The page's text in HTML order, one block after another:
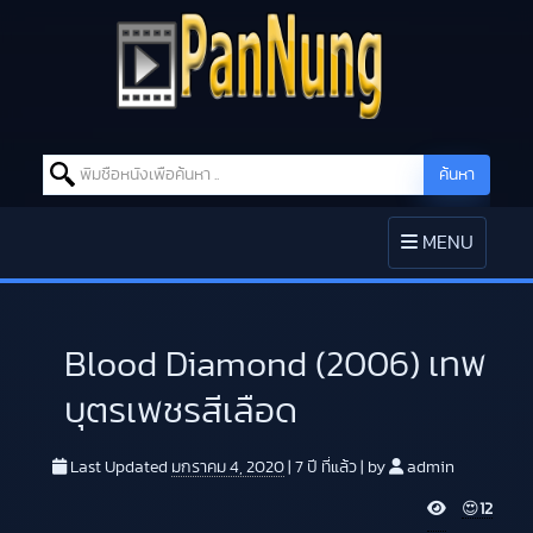
Search for: ค้นหา
TOGGLE
NAVIGATION
MENU
Blood Diamond (2006) เทพ
บุตรเพชรสีเลือด
Last Updated มกราคม 4, 2020 7 ปี ที่แล้ว by admin
V 😍12